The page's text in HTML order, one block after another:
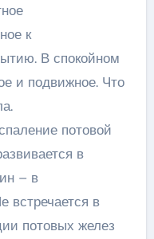
к
В спокойном
и подвижное. Что
потовой
в
– в
встречается в
потовых желез